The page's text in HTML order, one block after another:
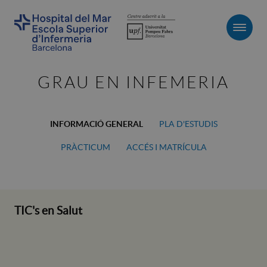
GRAU EN INFEMERIA
INFORMACIÓ GENERAL PLA D'ESTUDIS
PRÀCTICUM ACCÉS I MATRÍCULA
TIC's en Salut